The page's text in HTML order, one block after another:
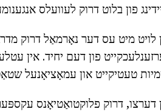
פון בלוט דרוק לעוועלס
לויט מיט עס דער נאָרמאַל דרוק
פון דעם יחיד. אין
טעטיקייט און עמאָציאָנעל
דערצו, דרוק פלוקטואַטיאָנס